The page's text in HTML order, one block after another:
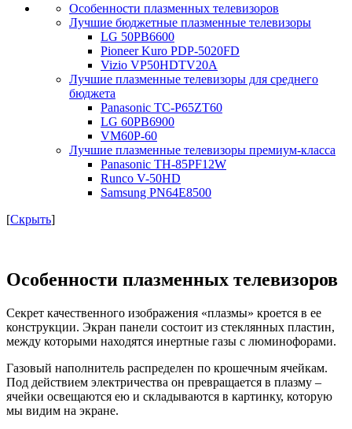
Особенности плазменных телевизоров
Лучшие бюджетные плазменные телевизоры
LG 50PB6600
Pioneer Kuro PDP-5020FD
Vizio VP50HDTV20A
Лучшие плазменные телевизоры для среднего
бюджета
Panasonic TC-P65ZT60
LG 60PB6900
VM60P-60
Лучшие плазменные телевизоры премиум-класса
Panasonic TH-85PF12W
Runco V-50HD
Samsung PN64E8500
[Скрыть]
Особенности плазменных телевизоров
Секрет качественного изображения «плазмы» кроется в ее
конструкции. Экран панели состоит из стеклянных пластин,
между которыми находятся инертные газы с люминофорами.
Газовый наполнитель распределен по крошечным ячейкам.
Под действием электричества он превращается в плазму –
ячейки освещаются ею и складываются в картинку, которую
мы видим на экране.